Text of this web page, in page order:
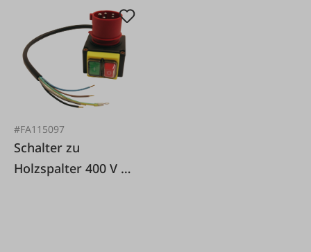
#FA115097
Schalter zu
Holzspalter 400 V 16